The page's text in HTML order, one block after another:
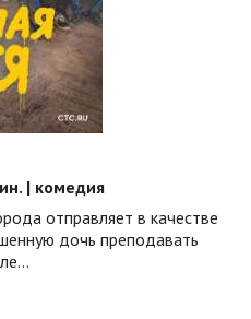
| комедия
отправляет в качестве
дочь преподавать